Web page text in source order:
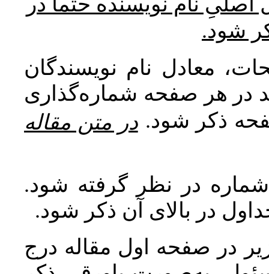
شود.
معادل نام نویسندگان
در هر صفحه شماره‌گذاری
ذکر شود. در متن مقاله
در نظر گرفته شود.
در بالای آن ذکر شود.
در صفحه اول مقاله درج